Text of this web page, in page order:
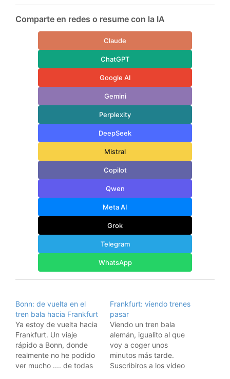
Comparte en redes o resume con la IA
Claude
ChatGPT
Google AI
Gemini
Perplexity
DeepSeek
Mistral
Copilot
Qwen
Meta AI
Grok
Telegram
WhatsApp
Bonn: de vuelta en el
tren bala hacia Frankfurt
Ya estoy de vuelta hacia
Frankfurt. Un viaje
rápido a Bonn, donde
realmente no he podido
ver mucho .... de todas
Frankfurt: viendo trenes
pasar
Viendo un tren bala
alemán, igualito al que
voy a coger unos
minutos más tarde.
Suscribiros a los video